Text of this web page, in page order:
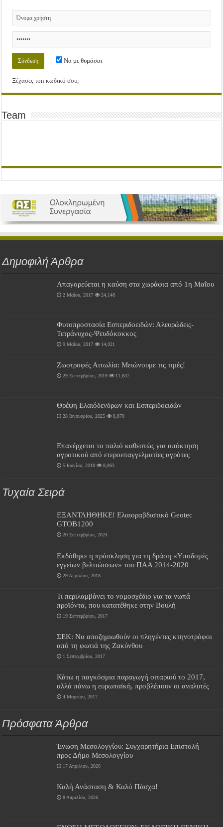
Να με θυμάσαι
Ξέχασες τοn κωδικό σου;
Team
Δημοφιλή Άρθρα
Απαγορεύεται η καύση στα χωράφια από 1η Μαΐου
2 Μαΐου, 2017 24,148
Φυτοπροστασία Εσπεριδοειδών: Αλευρώδεις-
Τετράνυχος-Ψευδόκοκκος
9 Μαΐου, 2017 14,021
Ζωοτροφές Αιτωλία: Μειώνουμε τις τιμές!
29 Σεπτεμβρίου, 2019 11,637
Θρέψη Ελαιόδενδρων και Εσπεριδοειδών
28 Ιανουαρίου, 2025 8,870
Επανέρχεται το παλιό καθεστώς για απόκτηση
αγροτικού από ετεροεπαγγελματίες αγρότες
5 Ιουνίου, 2018 8,863
Τυχαία Σειρά
ΕΞΑΝΤΛΗΘΗΚΕ! Ελαιοραβδιστικό Geotec
GTOB1200
20 Σεπτεμβρίου, 2024
Εκδόθηκε η πρόσκληση για τη δράση «Υποδομές
εγγείων βελτιώσεων» του ΠΑΑ 2014-2020
29 Απριλίου, 2018
Τι περιλαμβάνει το νομοσχέδιο για τα νωπά
προϊόντα, που κατατέθηκε στην Βουλή
19 Σεπτεμβρίου, 2017
ΣΕΚ: Να αποζημιωθούν οι πληγέντες κτηνοτρόφοι
από τη φωτιά της Ζακύνθου
1 Σεπτεμβρίου, 2017
Κάτω η παγκόσμια παραγωγή σιταριού το 2017,
αλλά πάνω η ευρωπαϊκή, προβλέπουν οι αναλυτές
4 Μαρτίου, 2017
Πρόσφατα Άρθρα
Ένωση Μεσολογγίου: Συγχαρητήρια Επιστολή
προς Δήμο Μεσολογγίου
17 Απριλίου, 2026
Καλή Ανάσταση & Καλό Πάσχα!
8 Απριλίου, 2026